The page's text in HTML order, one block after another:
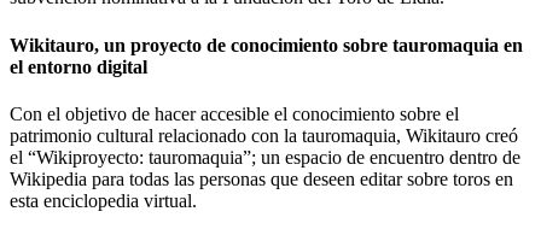
Wikitauro, un proyecto de conocimiento sobre tauromaquia en
el entorno digital
Con el objetivo de hacer accesible el conocimiento sobre el
patrimonio cultural relacionado con la tauromaquia, Wikitauro creó
el “Wikiproyecto: tauromaquia”; un espacio de encuentro dentro de
Wikipedia para todas las personas que deseen editar sobre toros en
esta enciclopedia virtual.